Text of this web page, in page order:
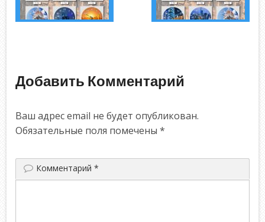
Добавить Комментарий
Ваш адрес email не будет опубликован.
Обязательные поля помечены*
Комментарий*